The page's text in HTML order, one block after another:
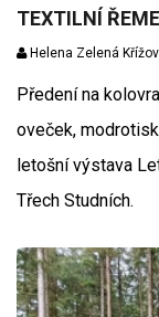
TEXTILNÍ
Helena Zelená
Předení na
oveček,
letošní výstava
Třech Studních.